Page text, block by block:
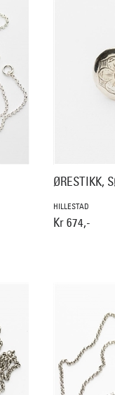
ØRESTIKK,
HILLESTAD
Kr 674,-